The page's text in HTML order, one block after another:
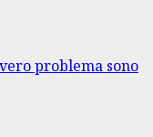
problema sono